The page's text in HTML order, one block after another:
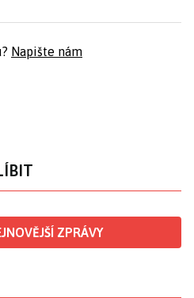
Napište nám
ZPRÁVY